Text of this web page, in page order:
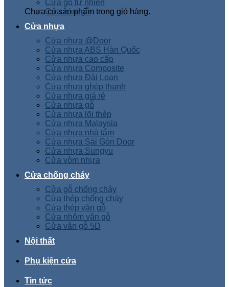
Chưa có sản phẩm trong giỏ hàng.
Cửa gỗ tự nhiên
Cửa vòm gỗ
Cửa nhựa
Cửa nhựa @Door
Cửa nhựa ABS Hàn Quốc
Cửa nhựa cao cấp
Cửa nhựa Composite
Cửa nhựa Đài Loan
Cửa nhựa ghép thanh
Cửa nhựa giá rẻ
Cửa nhựa gỗ
Cửa nhựa lõi thép
Cửa nhựa Malaysia
Cửa nhựa nhà tắm
Cửa nhựa Sài Gòn Door
Cửa nhựa Sungyu
Cửa vòm nhựa
Cửa chống cháy
Cửa gỗ chống cháy
Cửa thép chống cháy
Cửa thép vân gỗ
Cửa nhôm vân gỗ
Cửa vân gỗ 5D
Nội thất
Phụ kiện cửa
Tin tức